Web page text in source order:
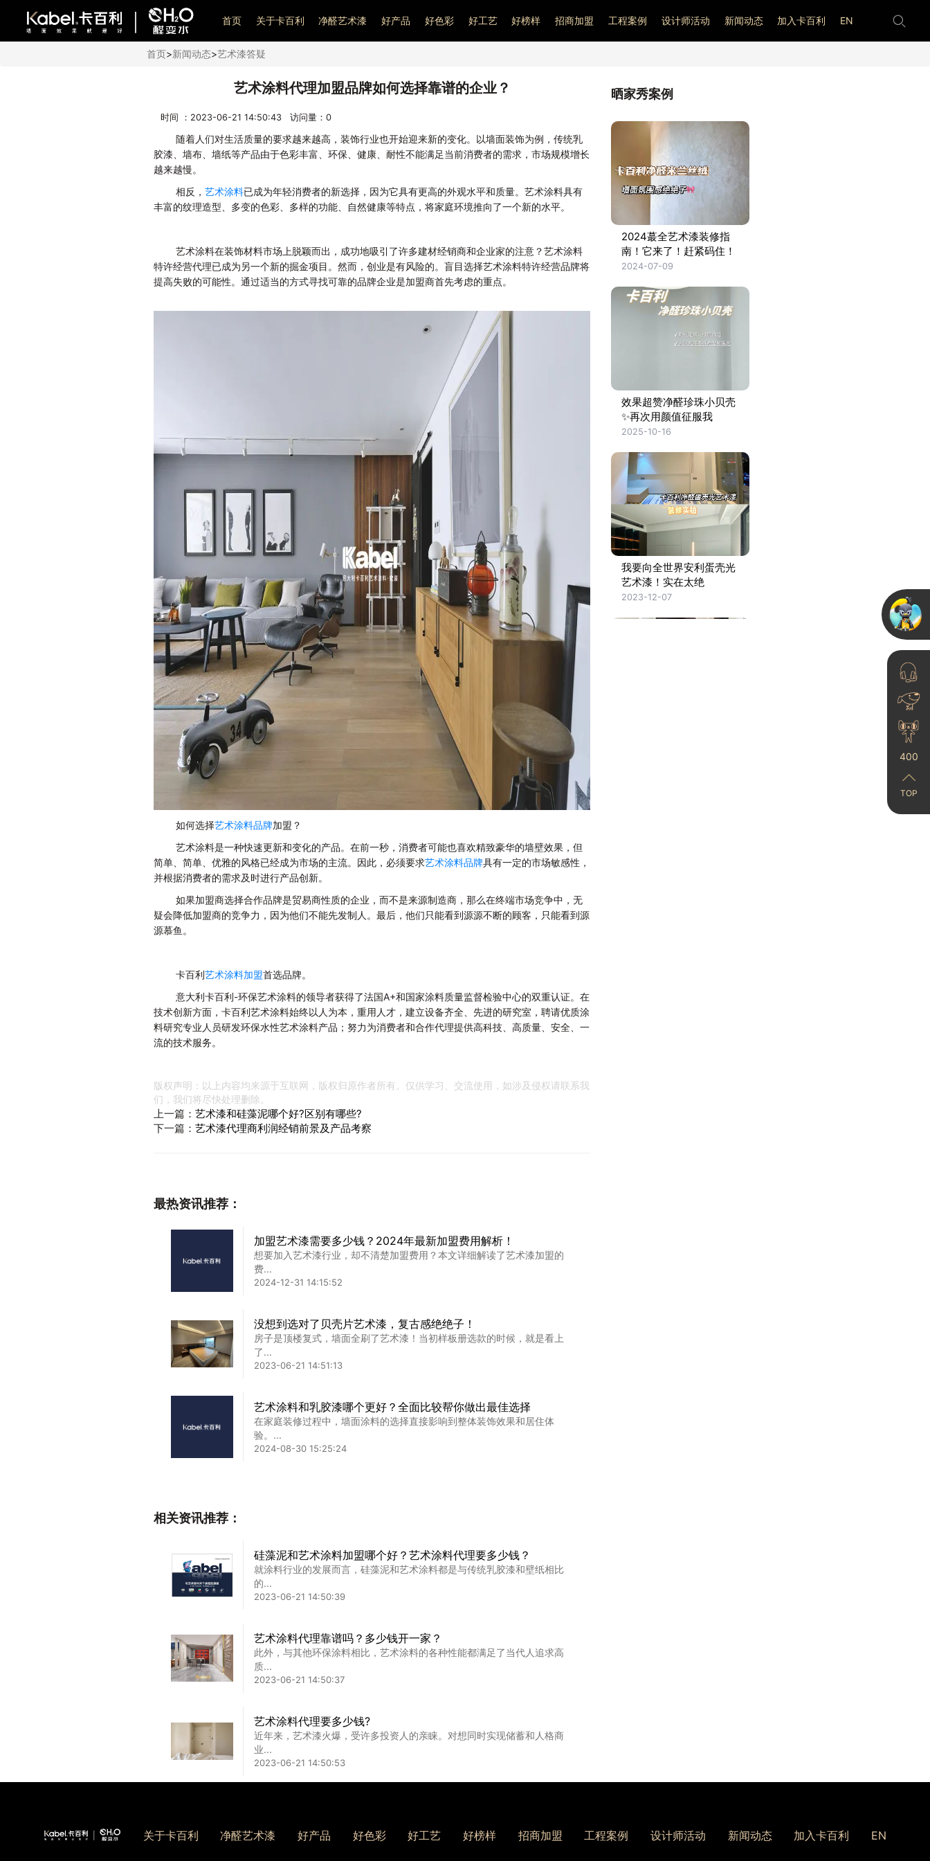
艺术漆加盟
首页 关于卡百利 净醛艺术漆 好产品 好色彩 好工艺 好榜样 招商加盟 工程案例 设计师活动 新闻动态 加入卡百利 EN
首页>新闻动态>艺术漆答疑
艺术涂料代理加盟品牌如何选择靠谱的企业？
时间 ：2023-06-21 14:50:43 访问量： 0
随着人们对生活质量的要求越来越高，装饰行业也开始迎来新的变化。以墙面装饰为例，传统乳
胶漆、墙布、墙纸等产品由于色彩丰富、环保、健康、耐性不能满足当前消费者的需求，市场规模增长
越来越慢。
相反， 艺术涂料已成为年轻消费者的新选择，因为它具有更高的外观水平和质量。艺术涂料具有
丰富的纹理造型、多变的色彩、多样的功能、自然健康等特点，将家庭环境推向了一个新的水平。
艺术涂料在装饰材料市场上脱颖而出，成功地吸引了许多建材经销商和企业家的注意？艺术涂料
特许经营代理已成为另一个新的掘金项目。然而，创业是有风险的。盲目选择艺术涂料特许经营品牌将
提高失败的可能性。通过适当的方式寻找可靠的品牌企业是加盟商首先考虑的重点。
如何选择艺术涂料品牌加盟？
艺术涂料是一种快速更新和变化的产品。在前一秒，消费者可能也喜欢精致豪华的墙壁效果，但
简单、简单、优雅的风格已经成为市场的主流。因此，必须要求艺术涂料品牌具有一定的市场敏感性，
并根据消费者的需求及时进行产品创新。
如果加盟商选择合作品牌是贸易商性质的企业，而不是来源制造商，那么在终端市场竞争中，无
疑会降低加盟商的竞争力，因为他们不能先发制人。最后，他们只能看到源源不断的顾客，只能看到源
源慕鱼。
卡百利艺术涂料加盟首选品牌。
意大利卡百利-环保艺术涂料的领导者获得了法国A+和国家涂料质量监督检验中心的双重认证。在
技术创新方面，卡百利艺术涂料始终以人为本，重用人才，建立设备齐全、先进的研究室，聘请优质涂
料研究专业人员研发环保水性艺术涂料产品；努力为消费者和合作代理提供高科技、高质量、安全、一
流的技术服务。
版权声明：以上内容均来源于互联网，版权归原作者所有。仅供学习、交流使用，如涉及侵权请联系我
们，我们将尽快处理删除。
上一篇： 艺术漆和硅藻泥哪个好?区别有哪些?
下一篇： 艺术漆代理商利润经销前景及产品考察
最热资讯推荐：
加盟艺术漆需要多少钱？2024年最新加盟费用解析！
想要加入艺术漆行业，却不清楚加盟费用？本文详细解读了艺术漆加盟的
费...
2024-12-31 14:15:52
没想到选对了贝壳片艺术漆，复古感绝绝子！
房子是顶楼复式，墙面全刷了艺术漆！当初样板册选款的时候，就是看上
了...
2023-06-21 14:51:13
艺术涂料和乳胶漆哪个更好？全面比较帮你做出最佳选择
在家庭装修过程中，墙面涂料的选择直接影响到整体装饰效果和居住体
验。...
2024-08-30 15:25:24
艺术漆的缺点和危害的隐患揭秘
在艺术涂料领域，艺术漆以其独特的视觉效果和豪华质感赢得了市场的青
睐...
艺术漆加盟厂家，开启你的财富之门
本文介绍了艺术漆加盟厂家如何帮助创业者低成本、高回报地进入艺术漆
行...
相关资讯推荐：
硅藻泥和艺术涂料加盟哪个好？艺术涂料代理要多少钱？
就涂料行业的发展而言，硅藻泥和艺术涂料都是与传统乳胶漆和壁纸相比
的...
2023-06-21 14:50:39
艺术涂料代理靠谱吗？多少钱开一家？
此外，与其他环保涂料相比，艺术涂料的各种性能都满足了当代人追求高
质...
2023-06-21 14:50:37
艺术涂料代理要多少钱?
近年来，艺术漆火爆，受许多投资人的亲睐。对想同时实现储蓄和人格商
业...
2023-06-21 14:50:53
计...
晒家秀案例
2024蕞全艺术漆装修指
南！它来了！赶紧码住！
2024-07-09
效果超赞净醛珍珠小贝壳
✨再次用颜值征服我
2025-10-16
我要向全世界安利蛋壳光
艺术漆！实在太绝
2023-12-07
400
TOP
关于卡百利 净醛艺术漆 好产品 好色彩 好工艺 好榜样 招商加盟 工程案例 设计师活动 新闻动态 加入卡百利 EN